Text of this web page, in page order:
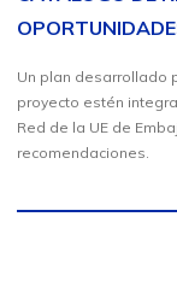
Un plan desarrollado
proyecto estén
Red de la UE de
recomendaciones.